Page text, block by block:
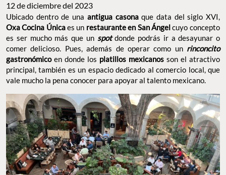
12 de diciembre del 2023
Ubicado dentro de una antigua casonaque data del siglo XVI,
Oxa Cocina Únicaes un restaurante en San Ángelcuyo concepto
es ser mucho más que un spotdonde podrás ir a desayunar o
comer delicioso. Pues, además de operar como un rinconcito
gastronómicoen donde los platillos mexicanos son el atractivo
principal, también es un espacio dedicado al comercio local, que
vale mucho la pena conocer para apoyar al talento mexicano.